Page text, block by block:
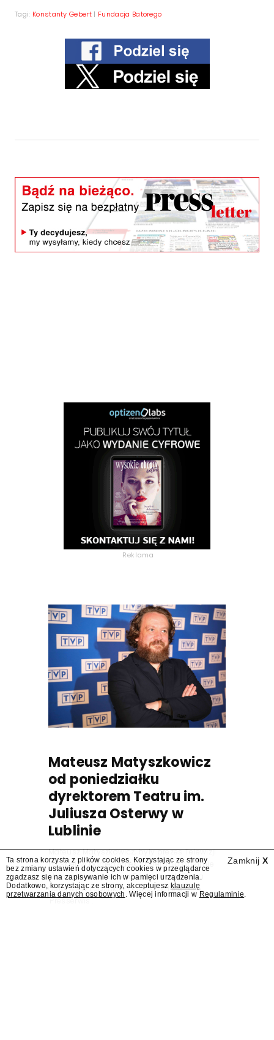
Tagi: Konstanty Gebert | Fundacja Batorego
Reklama
Mateusz Matyszkowicz
od poniedziałku
dyrektorem Teatru im.
Juliusza Osterwy w
Lublinie
Mateusz Matyszkowicz, były prezes Telewizji
Polskiej, w poniedziałek 10 sierpnia obejmie
stanowisko dyrektora Teatru im. Juliusza
Osterwy w Lublinie – dowiedział się
"Presserwis".
Zamknij X
Ta strona korzysta z plików cookies. Korzystając ze strony
bez zmiany ustawień dotyczących cookies w przeglądarce
zgadzasz się na zapisywanie ich w pamięci urządzenia.
Dodatkowo, korzystając ze strony, akceptujesz klauzulę
przetwarzania danych osobowych . Więcej informacji w Regulaminie.